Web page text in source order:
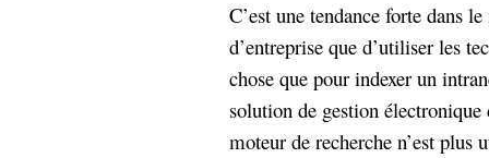
C’est une tendance forte dans
d’entreprise que d’utiliser les
chose que pour indexer un
solution de gestion
moteur de recherche n’est plus